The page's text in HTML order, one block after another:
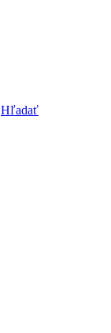
Hľadať